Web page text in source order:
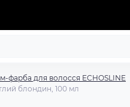
фарба для волосся ECHOSLINE
блондин, 100 мл